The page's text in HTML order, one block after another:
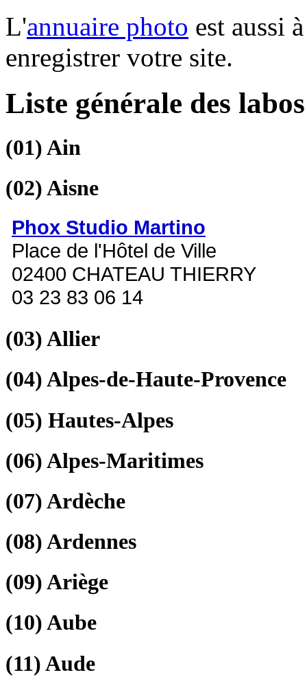
L'annuaire photo est aussi
enregistrer votre site.
Liste générale des
(01)Ain
(02)Aisne
Phox Studio Martino
Place de l'Hôtel de Ville
02400 CHATEAU THIERRY
03 23 83 06 14
(03)Allier
(04)Alpes-de-Haute-Provence
(05) Hautes-Alpes
(06)Alpes-Maritimes
(07)Ardèche
(08)Ardennes
(09)Ariège
(10)Aube
(11)Aude